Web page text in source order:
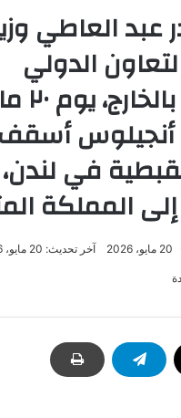
عبد العاطي
الدولي
أنجيلوس أسقف
في
إلى المملكة
20 مايو، 2026 آخر تحديث: 20 مايو، 2026